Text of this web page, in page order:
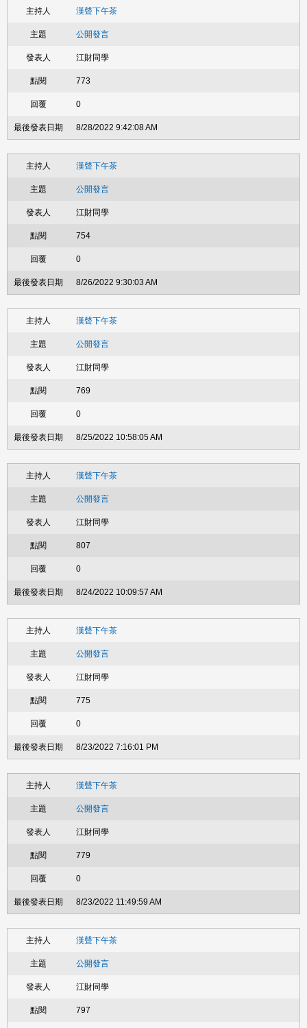
漢聲下午茶
公開發言
江財同學
773
0
8/28/2022 9:42:08 AM
漢聲下午茶
公開發言
江財同學
754
0
8/26/2022 9:30:03 AM
漢聲下午茶
公開發言
江財同學
769
0
8/25/2022 10:58:05 AM
漢聲下午茶
公開發言
江財同學
807
0
8/24/2022 10:09:57 AM
漢聲下午茶
公開發言
江財同學
775
0
8/23/2022 7:16:01 PM
漢聲下午茶
公開發言
江財同學
779
0
8/23/2022 11:49:59 AM
漢聲下午茶
公開發言
江財同學
797